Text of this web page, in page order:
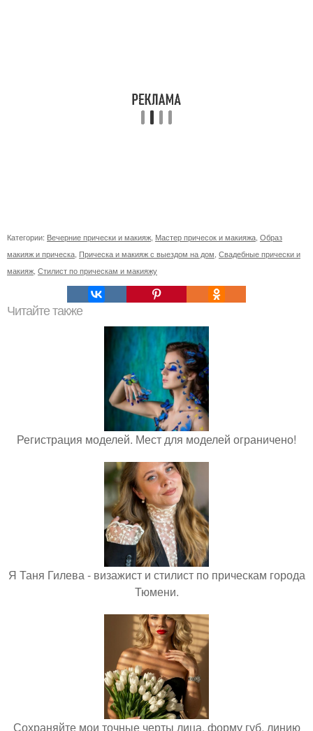
Категории: Вечерние прически и макияж Мастер причесок и макияжа Образ
макияж и прическа Прическа и макияж с выездом на дом Свадебные прически и
макияж Стилист по прическам и макияжу
Читайте также
Регистрация моделей. Мест для моделей ограничено!
Я Таня Гилева - визажист и стилист по прическам города
Тюмени.
Сохраняйте мои точные черты лица, форму губ, линию